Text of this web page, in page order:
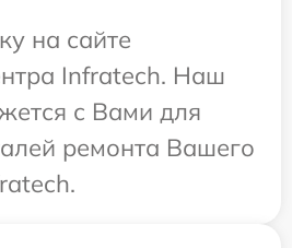
на сайте
Infratech. Наш
с Вами для
ремонта Вашего